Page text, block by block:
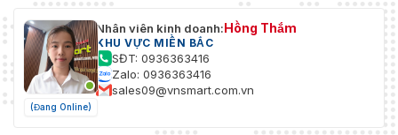
(Đang Online)
Nhân viên kinh doanh:Hồng Thắm
KHU VỰC MIỀN BẮC
SĐT: 0936363416
Zalo: 0936363416
sales09@vnsmart.com.vn